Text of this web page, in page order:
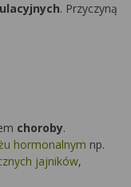
. Przyczyną
choroby.
hormonalnym np.
jajników,